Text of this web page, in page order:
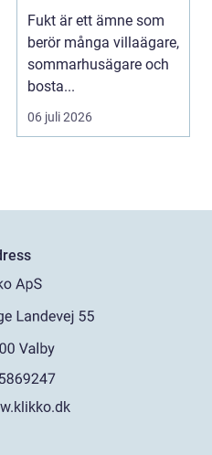
och åtgärdar du
problemet
Fukt är ett ämne som
berör många villaägare,
sommarhusägare och
bosta...
06 juli 2026